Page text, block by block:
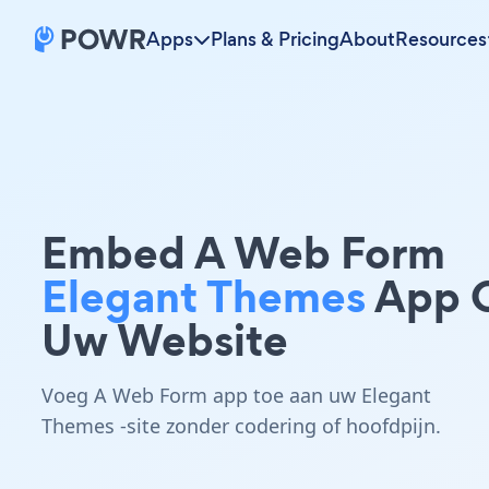
Apps Plans & PricingAboutResources
Embed A Web Form
Elegant ThemesApp
Uw Website
Voeg A Web Form app toe aan uw Elegant
Themes -site zonder codering of hoofdpijn.